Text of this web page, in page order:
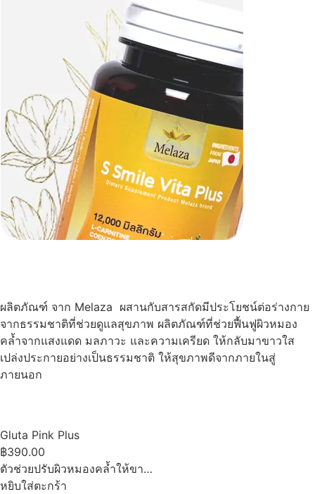
ผลิตภัณฑ์ จาก Melaza ผสานกับสารสกัดมีประโยชน์ต่อร่างกาย
จากธรรมชาติที่ช่วยดูแลสุขภาพ ผลิตภัณฑ์ที่ช่วยฟื้นฟูผิวหมอง
คล้ำจากแสงแดด มลภาวะ และความเครียด ให้กลับมาขาวใส
เปล่งประกายอย่างเป็นธรรมชาติ ให้สุขภาพดีจากภายในสู่
ภายนอก
Gluta Pink Plus
฿390.00
ตัวช่วยปรับผิวหมองคล้ำให้ขา…
หยิบใส่ตะกร้า